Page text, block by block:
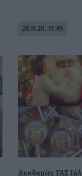
28.11.20, 17:49
Ακαδημίες ΓΑΣ